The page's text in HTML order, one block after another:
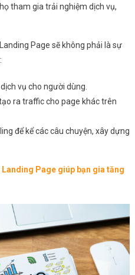
tham gia trải nghiệm dịch vụ,
Page sẽ không phải là sự
vụ cho người dùng.
ra traffic cho page khác trên
để kể các câu chuyện, xây dựng
Page giúp bạn gia tăng